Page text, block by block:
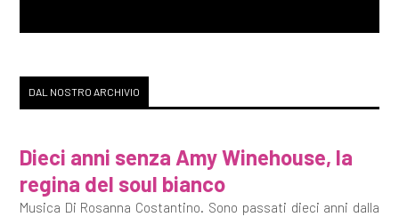
DAL NOSTRO ARCHIVIO
Dieci anni senza Amy Winehouse, la
regina del soul bianco
Musica Di Rosanna Costantino. Sono passati dieci anni dalla